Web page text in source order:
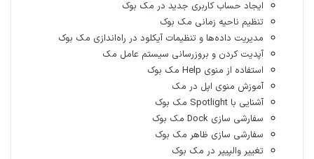
ایجاد حساب کاربری جدید در مک بوک
تنظیم ناحیه زمانی مک بوک
مدیریت داده‌ها و تنظیمات آیکلود در راه‌اندازی مک بوک
آپدیت کردن و بروزرسانی سیستم عامل مک
استفاده از منوی Help مک بوک
آموزش منوی اپل در مک
آشنایی با Spotlight مک بوک
سفارشی سازی Dock مک بوک
سفارشی سازی ظاهر مک بوک
تغییر والپیپر در مک بوک